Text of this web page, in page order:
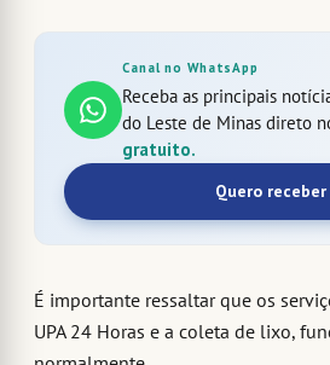
Canal no WhatsApp
Receba as principais
do Leste de Minas direto
gratuito.
Quero receber
É importante ressaltar que os
UPA 24 Horas e a coleta de lixo,